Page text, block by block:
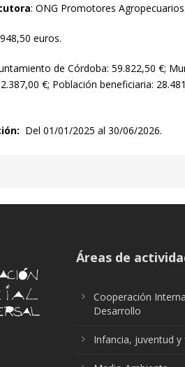
: ONG Promotores Agropecuarios.
euros.
de Córdoba: 59.822,50 €;
€; Población beneficiaria:
Del 01/01/2025 al 30/06/2026.
Áreas de
Cooperación
Desarrollo
Infancia, juventud y